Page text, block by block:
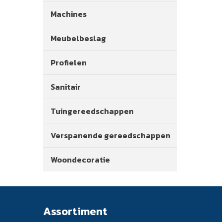
Machines
Meubelbeslag
Profielen
Sanitair
Tuingereedschappen
Verspanende gereedschappen
Woondecoratie
Assortiment